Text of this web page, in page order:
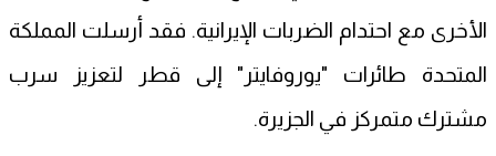
الأخرى مع احتدام الضربات الإيرانية. فقد أرسلت المملكة
المتحدة طائرات "يوروفايتر" إلى قطر لتعزيز سرب
مشترك متمركز في الجزيرة.